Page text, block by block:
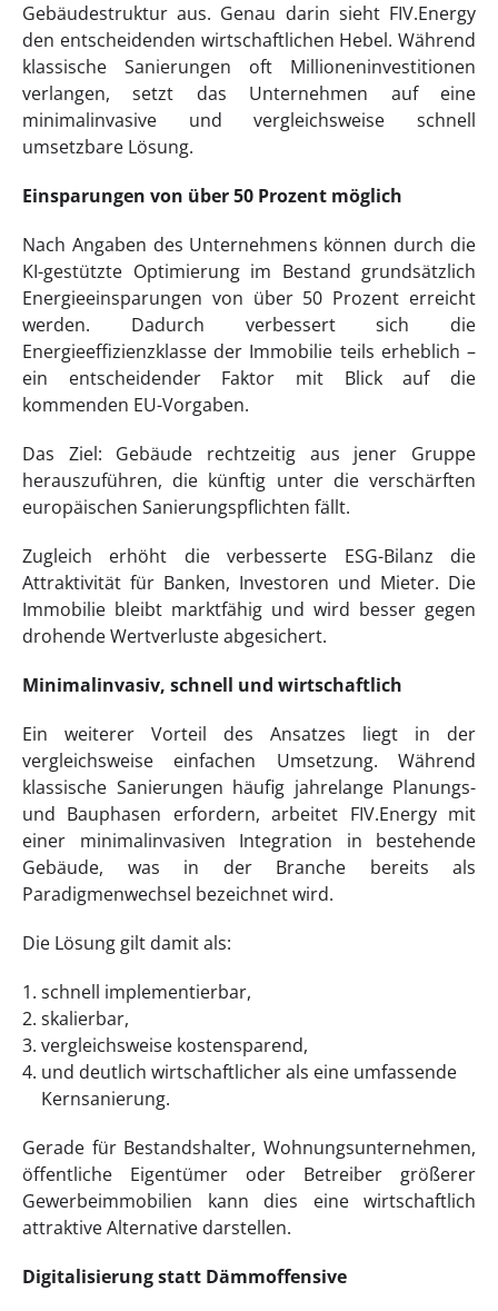
Gebäudestruktur aus. Genau darin sieht FIV.Energy
den entscheidenden wirtschaftlichen Hebel. Während
klassische Sanierungen oft Millioneninvestitionen
verlangen, setzt das Unternehmen auf eine
minimalinvasive und vergleichsweise schnell
umsetzbare Lösung.
Einsparungen von über 50 Prozent möglich
Nach Angaben des Unternehmens können durch die
KI-gestützte Optimierung im Bestand grundsätzlich
Energieeinsparungen von über 50 Prozent erreicht
werden. Dadurch verbessert sich die
Energieeffizienzklasse der Immobilie teils erheblich –
ein entscheidender Faktor mit Blick auf die
kommenden EU-Vorgaben.
Das Ziel: Gebäude rechtzeitig aus jener Gruppe
herauszuführen, die künftig unter die verschärften
europäischen Sanierungspflichten fällt.
Zugleich erhöht die verbesserte ESG-Bilanz die
Attraktivität für Banken, Investoren und Mieter. Die
Immobilie bleibt marktfähig und wird besser gegen
drohende Wertverluste abgesichert.
Minimalinvasiv, schnell und wirtschaftlich
Ein weiterer Vorteil des Ansatzes liegt in der
vergleichsweise einfachen Umsetzung. Während
klassische Sanierungen häufig jahrelange Planungs-
und Bauphasen erfordern, arbeitet FIV.Energy mit
einer minimalinvasiven Integration in bestehende
Gebäude, was in der Branche bereits als
Paradigmenwechsel bezeichnet wird.
Die Lösung gilt damit als:
schnell implementierbar,
skalierbar,
vergleichsweise kostensparend,
und deutlich wirtschaftlicher als eine umfassende
Kernsanierung.
Gerade für Bestandshalter, Wohnungsunternehmen,
öffentliche Eigentümer oder Betreiber größerer
Gewerbeimmobilien kann dies eine wirtschaftlich
attraktive Alternative darstellen.
Digitalisierungstatt Dämmoffensive